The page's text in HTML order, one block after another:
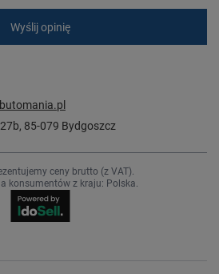
Wyślij opinię
, 85-079 Bydgoszcz
ceny brutto (z VAT).
konsumentów z kraju: Polska.